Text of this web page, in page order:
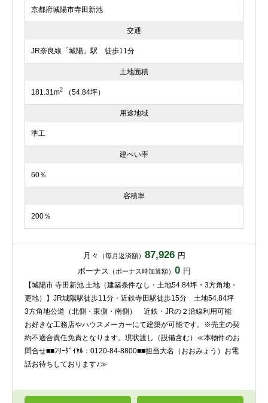
京都府城陽市寺田新池
交通
JR奈良線「城陽」駅 徒歩11分
土地面積
181.31m2 （54.84坪）
用途地域
準工
建ぺい率
60％
容積率
200％
月々 （毎月返済額） 87,926 円
ボーナス （ボーナス時加算額） 0 円
【城陽市 寺田新池 土地（建築条件なし・土地54.84坪・3方角地・
更地）】JR城陽駅徒歩11分・近鉄寺田駅徒歩15分 土地54.84坪
3方角地公道（北側・東側・南側） 近鉄・JRの２沿線利用可能
お好きな工務店やハウスメーカーにて建築が可能です。※売主の契
約不適合責任免責となります。現状渡し（設備含む）≪本物件のお
問合せ■■ﾌﾘｰﾀﾞｲﾔﾙ：0120-84-8800■■担当大名（おおみょう）お電
話お待ちしております♪≫